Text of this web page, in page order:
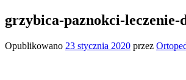
grzybica-paznokci-leczenie-
Opublikowano 23 stycznia 2020 przez